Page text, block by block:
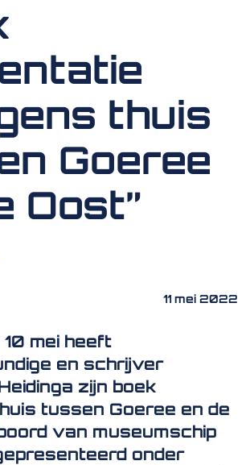
thuis
Goeree
Oost”
11 mei 2022
10 mei heeft
en schrijver
zijn boek
tussen Goeree en de
van museumschip
onder